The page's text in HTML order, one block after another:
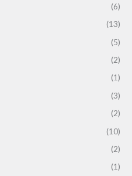
(6)
(13)
(5)
(2)
(1)
(3)
(2)
(10)
(2)
(1)